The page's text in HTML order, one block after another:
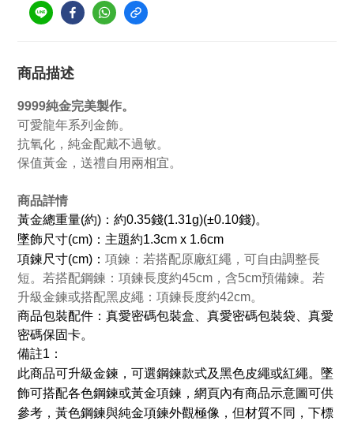
商品描述
9999純金完美製作。
可愛龍年系列金飾。
抗氧化，純金配戴不過敏。
保值黃金，送禮自用兩相宜。
商品詳情
黃金總重量(約)：約0.35錢(1.31g)(±0.10錢)。
墜飾尺寸(cm)：主題約1.3cm x 1.6cm
項鍊尺寸(cm)： 項鍊：若搭配原廠紅繩，可自由調整長
短。若搭配鋼鍊：項鍊長度約45cm，含5cm預備鍊。若
升級金鍊或搭配黑皮繩：項鍊長度約42cm。
商品包裝配件：真愛密碼包裝盒、真愛密碼包裝袋、真愛
密碼保固卡。
備註1：
此商品可升級金鍊，可選鋼鍊款式及黑色皮繩或紅繩。墜
飾可搭配各色鋼鍊或黃金項鍊，網頁內有商品示意圖可供
參考，黃色鋼鍊與純金項鍊外觀極像，但材質不同，下標